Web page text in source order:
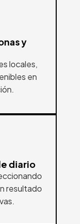
y
locales,
en
diario
resultado